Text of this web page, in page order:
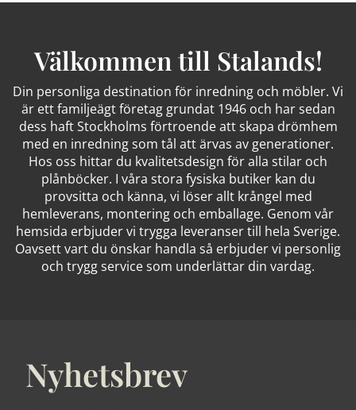
Välkommen till Stalands!
Din personliga destination för inredning och möbler. Vi
är ett familjeägt företag grundat 1946 och har sedan
dess haft Stockholms förtroende att skapa drömhem
med en inredning som tål att ärvas av generationer.
Hos oss hittar du kvalitetsdesign för alla stilar och
plånböcker. I våra stora fysiska butiker kan du
provsitta och känna, vi löser allt krångel med
hemleverans, montering och emballage. Genom vår
hemsida erbjuder vi trygga leveranser till hela Sverige.
Oavsett vart du önskar handla så erbjuder vi personlig
och trygg service som underlättar din vardag.
Nyhetsbrev